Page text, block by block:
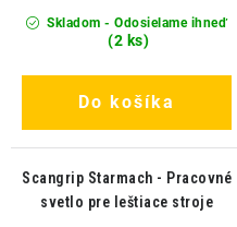
Skladom - Odosielame ihneď
(2 ks)
Do košíka
Scangrip Starmach - Pracovné
svetlo pre leštiace stroje